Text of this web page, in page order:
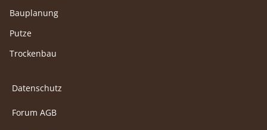
Bauplanung
Putze
Trockenbau
Datenschutz
Forum AGB